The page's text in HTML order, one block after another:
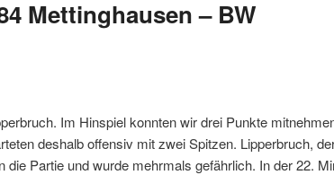
Mettinghausen – BW
Im Hinspiel konnten wir drei Punkte
deshalb offensiv mit zwei Spitzen. Lipperbruch,
Partie und wurde mehrmals gefährlich. In der 22.